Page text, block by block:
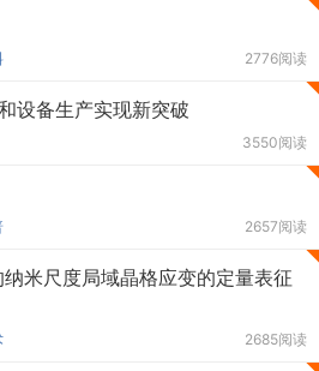
2776阅读
设备生产实现新突破
3550阅读
2657阅读
米尺度局域晶格应变的定量表征
2685阅读